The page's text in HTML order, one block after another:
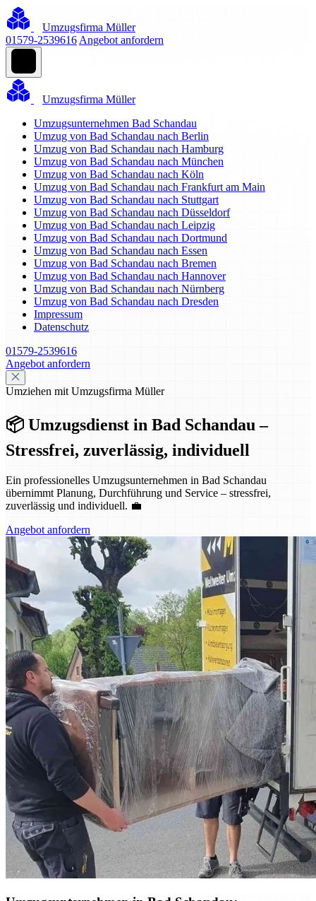
Umzugsfirma Müller
01579-2539616 Angebot anfordern
Umzugsfirma Müller
Umzugsunternehmen Bad Schandau
Umzug von Bad Schandau nach Berlin
Umzug von Bad Schandau nach Hamburg
Umzug von Bad Schandau nach München
Umzug von Bad Schandau nach Köln
Umzug von Bad Schandau nach Frankfurt am Main
Umzug von Bad Schandau nach Stuttgart
Umzug von Bad Schandau nach Düsseldorf
Umzug von Bad Schandau nach Leipzig
Umzug von Bad Schandau nach Dortmund
Umzug von Bad Schandau nach Essen
Umzug von Bad Schandau nach Bremen
Umzug von Bad Schandau nach Hannover
Umzug von Bad Schandau nach Nürnberg
Umzug von Bad Schandau nach Dresden
Impressum
Datenschutz
01579-2539616
Angebot anfordern
Umziehen mit Umzugsfirma Müller
📦 Umzugsdienst in Bad Schandau –
Stressfrei, zuverlässig, individuell
Ein professionelles Umzugsunternehmen in Bad Schandau
übernimmt Planung, Durchführung und Service – stressfrei,
zuverlässig und individuell. 💼
Angebot anfordern